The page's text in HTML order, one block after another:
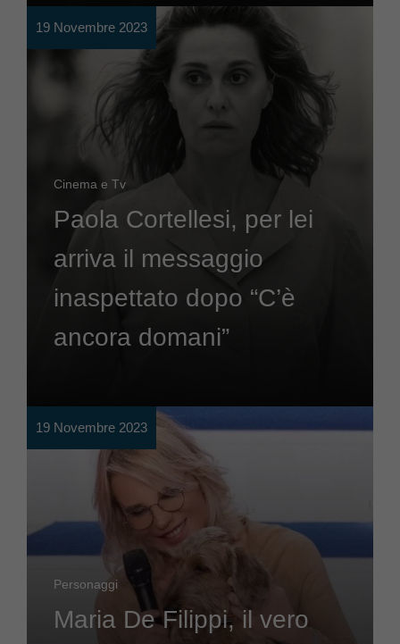
19 Novembre 2023
Cinema e Tv
Paola Cortellesi, per lei
arriva il messaggio
inaspettato dopo “C’è
ancora domani”
19 Novembre 2023
Personaggi
Maria De Filippi, il vero